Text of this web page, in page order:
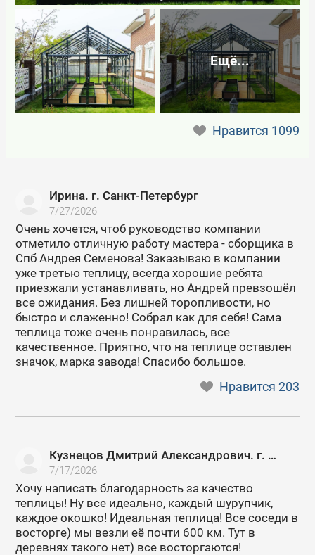
Ещё...
Нравится 1099
Ирина. г. Санкт-Петербург
7/27/2026
Очень хочется, чтоб руководство компании
отметило отличную работу мастера - сборщика в
Спб Андрея Семенова! Заказываю в компании
уже третью теплицу, всегда хорошие ребята
приезжали устанавливать, но Андрей превзошёл
все ожидания. Без лишней торопливости, но
быстро и слаженно! Собрал как для себя! Сама
теплица тоже очень понравилась, все
качественное. Приятно, что на теплице оставлен
значок, марка завода! Спасибо большое.
Нравится203
Кузнецов Дмитрий Александрович. г. Москва
7/17/2026
Хочу написать благодарность за качество
теплицы! Ну все идеально, каждый шурупчик,
каждое окошко! Идеальная теплица! Все соседи в
восторге) мы везли её почти 600 км. Тут в
деревнях такого нет) все восторгаются!